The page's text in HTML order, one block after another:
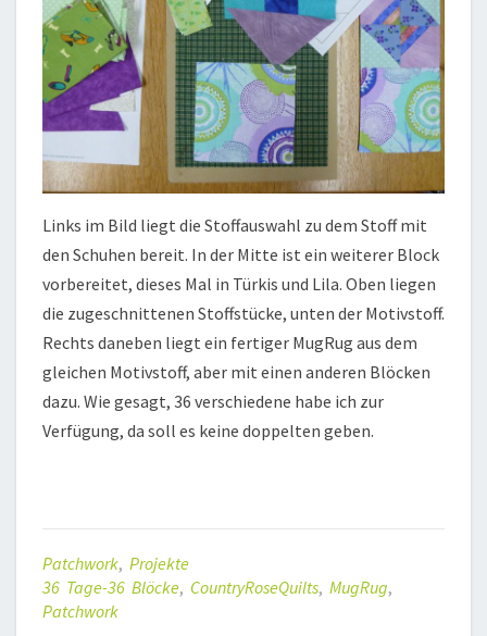
Links im Bild liegt die Stoffauswahl zu dem Stoff mit
den Schuhen bereit. In der Mitte ist ein weiterer Block
vorbereitet, dieses Mal in Türkis und Lila. Oben liegen
die zugeschnittenen Stoffstücke, unten der Motivstoff.
Rechts daneben liegt ein fertiger MugRug aus dem
gleichen Motivstoff, aber mit einen anderen Blöcken
dazu. Wie gesagt, 36 verschiedene habe ich zur
Verfügung, da soll es keine doppelten geben.
Patchwork, Projekte
36 Tage-36 Blöcke, CountryRoseQuilts, MugRug,
Patchwork